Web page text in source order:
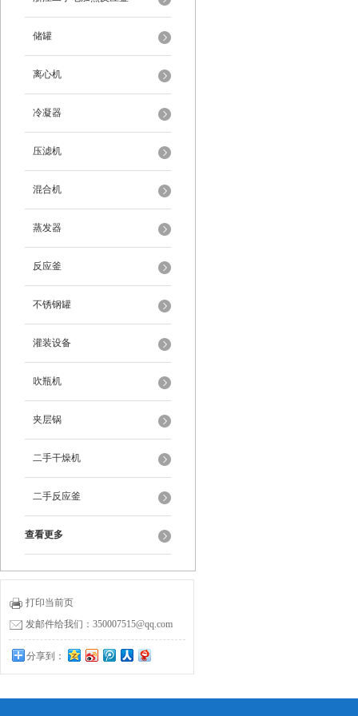
储罐
离心机
冷凝器
压滤机
混合机
蒸发器
反应釜
不锈钢罐
灌装设备
吹瓶机
夹层锅
二手干燥机
二手反应釜
查看更多
打印当前页
发邮件给我们：350007515@qq.com
分享到：
0